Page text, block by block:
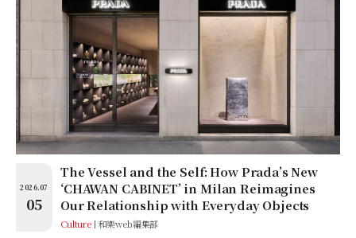
2026.07
05
The Vessel and the Self: How Prada’s New
‘CHAWAN CABINET’ in Milan Reimagines
Our Relationship with Everyday Objects
Culture 和樂web編集部